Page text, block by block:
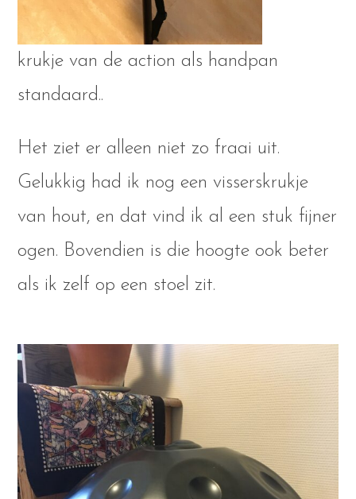
krukje van de action als handpan
standaard..
Het ziet er alleen niet zo fraai uit.
Gelukkig had ik nog een visserskrukje
van hout, en dat vind ik al een stuk fijner
ogen. Bovendien is die hoogte ook beter
als ik zelf op een stoel zit.